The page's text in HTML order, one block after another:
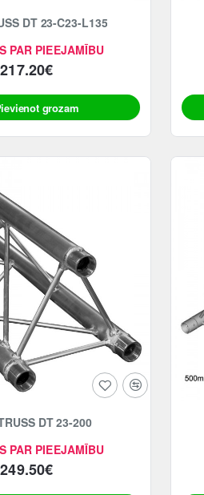
PAR PIEEJAMĪBU
DT 23-C23-L135
217.20€
grozam
PAR PIEEJAMĪBU
DT 23-200
249.50€